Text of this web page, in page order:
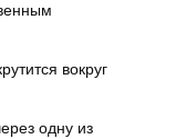
вокруг
одну из